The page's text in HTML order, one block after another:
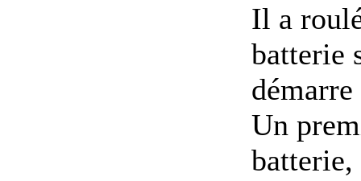
Il a
batterie
Un
batterie,